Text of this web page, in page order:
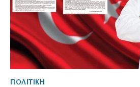
ΠΟΛΙΤΙΚΗ